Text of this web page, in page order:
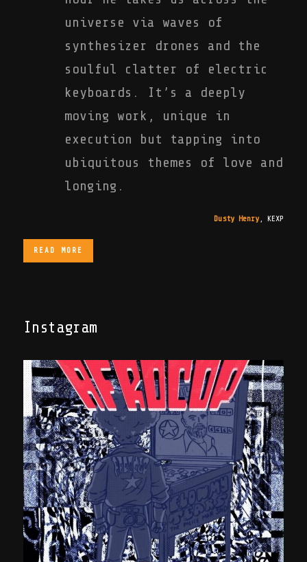
universe via waves of
synthesizer drones and the
soulful clatter of electric
keyboards. It’s a deeply
moving work, unique in
execution but tapping into
ubiquitous themes of love and
longing.
Dusty Henry, KEXP
READ MORE
Instagram